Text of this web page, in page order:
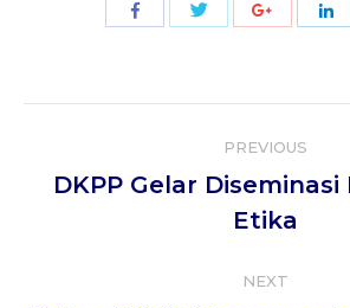
Share
Share
navigation
PREVIOUS
Previous
post:
DKPP Gelar Diseminasi
Etika
NEXT